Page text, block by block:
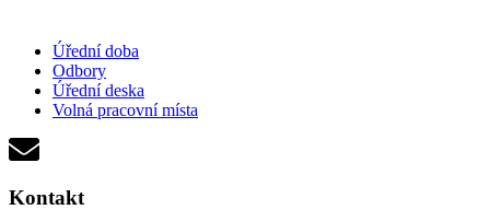
Úřední doba
Odbory
Úřední deska
Volná pracovní místa
Kontakt